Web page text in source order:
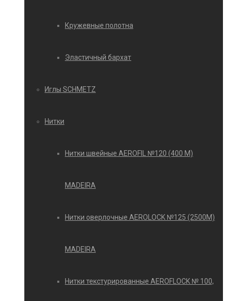
Кружевные полотна
Эластичный бархат
Иглы SCHMETZ
Нитки
Нитки швейные AEROFIL №120 (400 М)
MADEIRA
Нитки оверлочные AEROLOCK №125 (2500М)
MADEIRA
Нитки текстурированные AEROFLOCK № 100,